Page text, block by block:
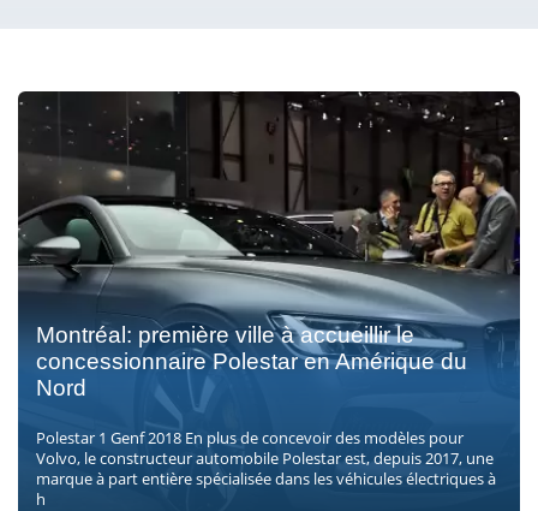
Montréal: première ville à accueillir le
concessionnaire Polestar en Amérique du
Nord
Polestar 1 Genf 2018 En plus de concevoir des modèles pour
Volvo, le constructeur automobile Polestar est, depuis 2017, une
marque à part entière spécialisée dans les véhicules électriques à
h